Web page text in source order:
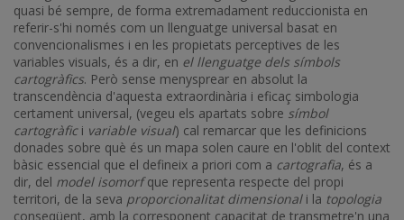
quasi bé sempre, de forma extremadament reduccionista en
referir-s'hi només com un llenguatge universal basat en
convencionalismes i en les propietats perceptives de les
variables visuals, és a dir, en el llenguatge dels símbols
cartogràfics. Però sense menysprear en absolut la
transcendència d'aquesta extraordinària i eficaç simbologia
certament universal, (vegeu els apartats sobre símbol
cartogràfici variable visual) cal remarcar que les definicions
donades sobre què és un mapa solen caure en l'oblit del context
bàsic essencial que el defineix a priori com a cartografia, és a
dir, del model isomorfque representa respecte del propi
territori, de la seva proporcionalitat dimensionali la topologia
conseqüent, amb la corresponent capacitat de transmetre'n una